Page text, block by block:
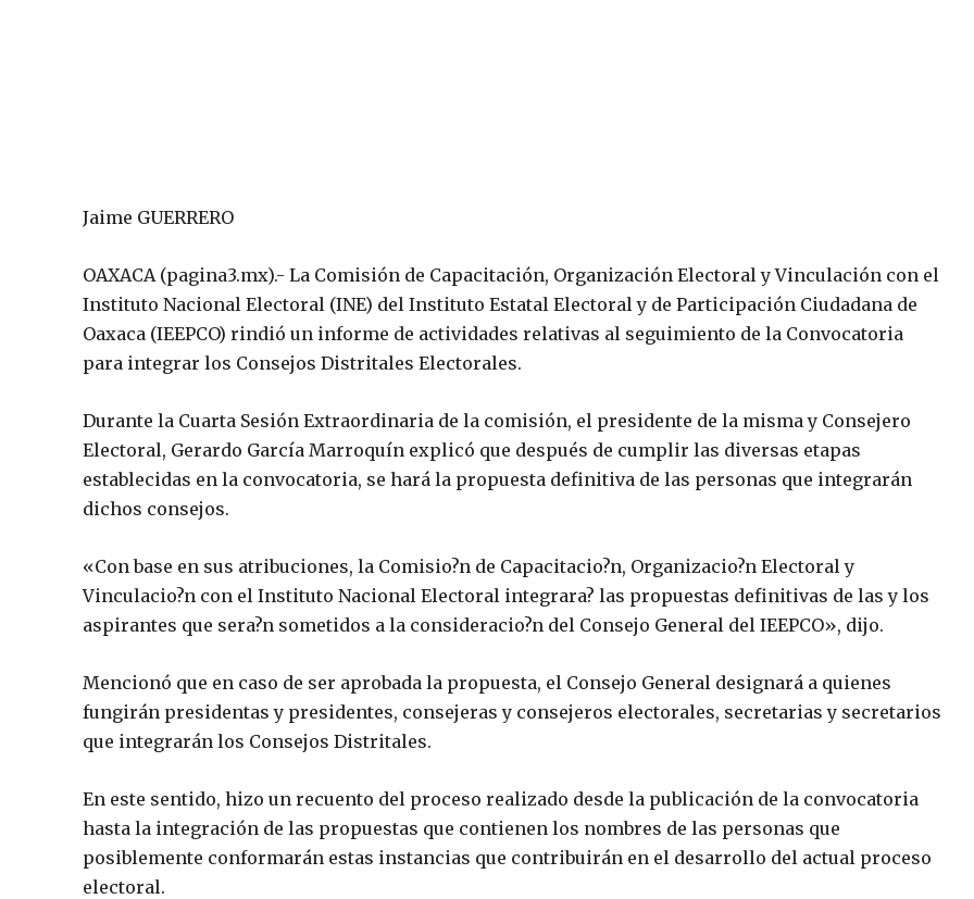
Jaime GUERRERO
OAXACA (pagina3.mx).- La Comisión de Capacitación, Organización Electoral y Vinculación con el
Instituto Nacional Electoral (INE) del Instituto Estatal Electoral y de Participación Ciudadana de
Oaxaca (IEEPCO) rindió un informe de actividades relativas al seguimiento de la Convocatoria
para integrar los Consejos Distritales Electorales.
Durante la Cuarta Sesión Extraordinaria de la comisión, el presidente de la misma y Consejero
Electoral, Gerardo García Marroquín explicó que después de cumplir las diversas etapas
establecidas en la convocatoria, se hará la propuesta definitiva de las personas que integrarán
dichos consejos.
«Con base en sus atribuciones, la Comisio?n de Capacitacio?n, Organizacio?n Electoral y
Vinculacio?n con el Instituto Nacional Electoral integrara? las propuestas definitivas de las y los
aspirantes que sera?n sometidos a la consideracio?n del Consejo General del IEEPCO», dijo.
Mencionó que en caso de ser aprobada la propuesta, el Consejo General designará a quienes
fungirán presidentas y presidentes, consejeras y consejeros electorales, secretarias y secretarios
que integrarán los Consejos Distritales.
En este sentido, hizo un recuento del proceso realizado desde la publicación de la convocatoria
hasta la integración de las propuestas que contienen los nombres de las personas que
posiblemente conformarán estas instancias que contribuirán en el desarrollo del actual proceso
electoral.